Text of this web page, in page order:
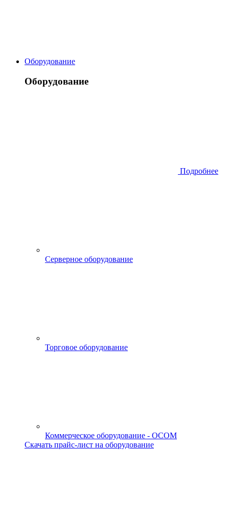
Оборудование
Оборудование
Подробнее
Серверное оборудование
Торговое оборудование
Коммерческое оборудование - OCOM
Скачать прайс-лист на оборудование